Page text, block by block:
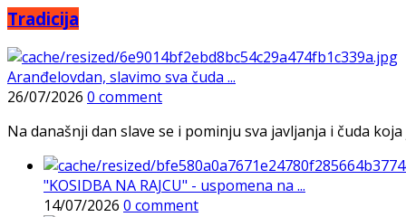
Tradicija
Aranđelovdan, slavimo sva čuda ...
26/07/2026 0 comment
Na današnji dan slave se i pominju sva javljanja i čuda
"KOSIDBA NA RAJCU" - uspomena na ...
14/07/2026 0 comment